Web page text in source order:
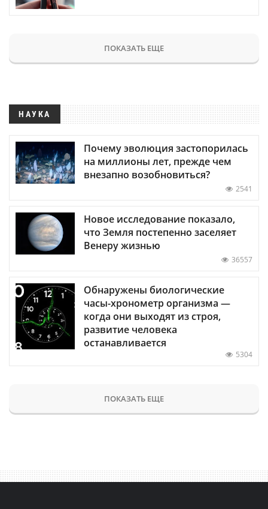
ПОКАЗАТЬ ЕЩЕ
НАУКА
Почему эволюция застопорилась
на миллионы лет, прежде чем
внезапно возобновиться?
2541
Новое исследование показало,
что Земля постепенно заселяет
Венеру жизнью
36557
Обнаружены биологические
часы-хронометр организма —
когда они выходят из строя,
развитие человека
останавливается
5304
ПОКАЗАТЬ ЕЩЕ